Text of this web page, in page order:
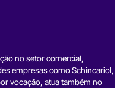
no setor comercial,
empresas como Schincariol,
vocação, atua também no